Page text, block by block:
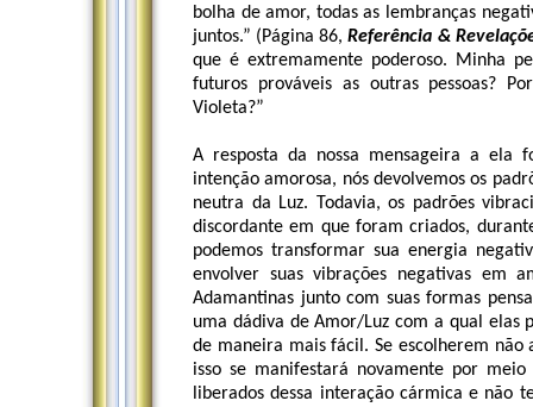
bolha de amor, todas as lembranças
juntos.” (Página 86,Referência &
que é extremamente poderoso. Minha
futuros prováveis as outras pessoas?
Violeta?”
A resposta da nossa mensageira a ela
intenção amorosa, nós devolvemos os
neutra da Luz. Todavia, os padrões
discordante em que foram criados,
podemos transformar sua energia
envolver suas vibrações negativas em
Adamantinas junto com suas formas
uma dádiva de Amor/Luz com a qual elas
de maneira mais fácil. Se escolherem
isso se manifestará novamente por
liberados dessa interação cármica e não